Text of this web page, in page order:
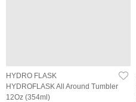
HYDRO FLASK
HYDROFLASK All Around Tumbler
12Oz (354ml)